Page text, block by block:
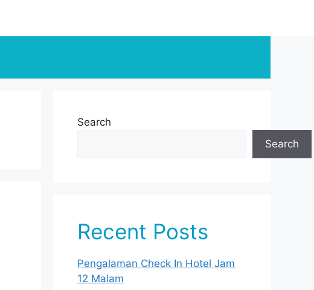
Search
Search
Recent Posts
Pengalaman Check In Hotel Jam
12 Malam